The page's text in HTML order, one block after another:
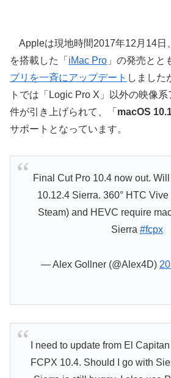
Appleは現地時間2017年12月14日
を搭載した「 iMac Pro 」の発売とと
プリを一斉にアップデート しました
トでは「Logic Pro X」以外の映像
件が引き上げられて、「 macOS
サポートとなっています。
Final Cut Pro 10.4 now out.
10.12.4 Sierra. 360° HTC
Steam) and HEVC require
Sierra #fcpx
— Alex Gollner (@Alex4D)
I need to update from El Capitan
FCPX 10.4. Should I go with